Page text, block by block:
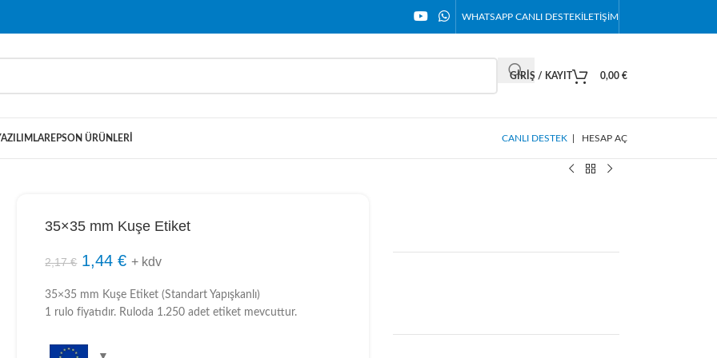
WHATSAPP CANLI DESTEKİLETIŞIM
GIRIŞ / KAYIT 0,00 €
EPSON ÜRÜNLERI CANLI DESTEK HESAP AÇ
35×35 mm Kuşe Etiket
2,17€ 1,44€ + kdv
35×35 mm Kuşe Etiket (Standart Yapışkanlı)
1 rulo fiyatıdır. Ruloda 1.250 adet etiket mevcuttur.